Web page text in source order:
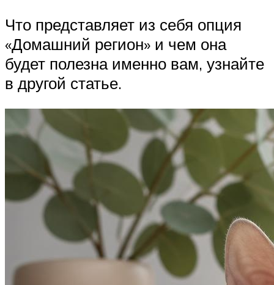
Что представляет из себя опция
«Домашний регион» и чем она
будет полезна именно вам, узнайте
в другой статье.